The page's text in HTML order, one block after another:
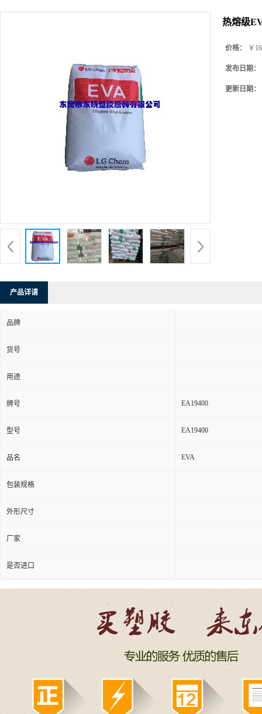
热熔级
价格： ￥
发布日期：
更新日期：
产品详请
品牌
货号
用途
牌号 EA19400
型号 EA19400
品名 EVA
包装规格
外形尺寸
厂家
是否进口